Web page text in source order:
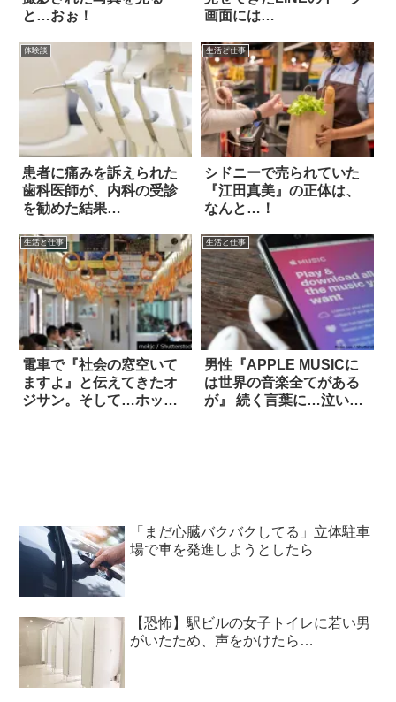
と…おぉ！
画面には…
体験談
患者に痛みを訴えられた
歯科医師が、内科の受診
を勧めた結果…
生活と仕事
シドニーで売られていた
『江田真美』の正体は、
なんと…！
生活と仕事
電車で『社会の窓空いて
ますよ』と伝えてきたオ
ジサン。そして…ホッコ
生活と仕事
男性『APPLE MUSICに
は世界の音楽全てがある
が』 続く言葉に…泣い
「まだ心臓バクバクしてる」立体駐車
場で車を発進しようとしたら
【恐怖】駅ビルの女子トイレに若い男
がいたため、声をかけたら…